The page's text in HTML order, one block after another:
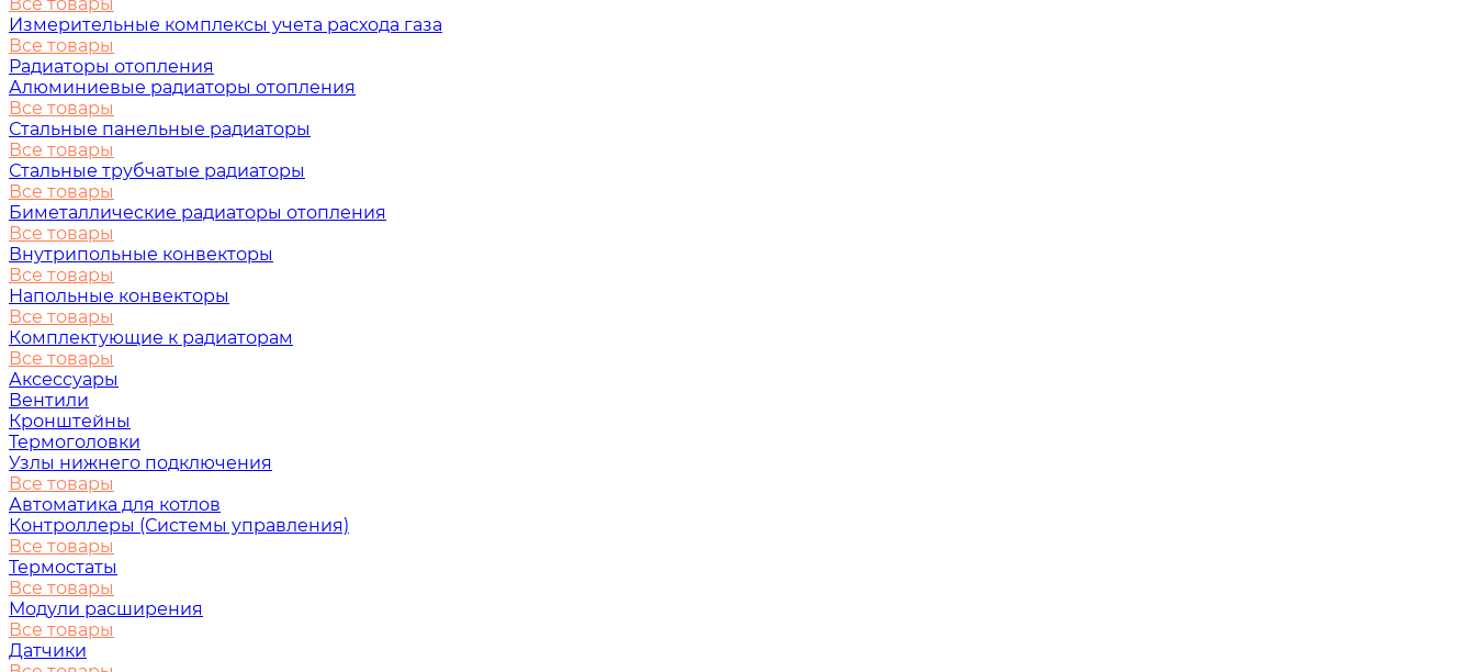
Измерительные комплексы учета расхода газа
Все товары
Радиаторы отопления
Алюминиевые радиаторы отопления
Все товары
Стальные панельные радиаторы
Все товары
Стальные трубчатые радиаторы
Все товары
Биметаллические радиаторы отопления
Все товары
Внутрипольные конвекторы
Все товары
Напольные конвекторы
Все товары
Комплектующие к радиаторам
Все товары
Аксессуары
Вентили
Кронштейны
Термоголовки
Узлы нижнего подключения
Все товары
Автоматика для котлов
Контроллеры (Системы управления)
Все товары
Термостаты
Все товары
Модули расширения
Все товары
Датчики